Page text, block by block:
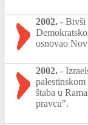
2002. - Bivši
osnovao
2002. -
štaba u
pravcu".